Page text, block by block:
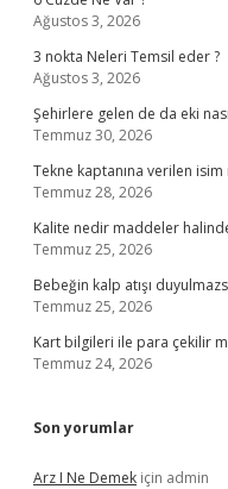
Ağustos 3, 2026
3 nokta Neleri Temsil eder ?
Ağustos 3, 2026
Şehirlere gelen de da eki
Temmuz 30, 2026
Tekne kaptanına verilen isim
Temmuz 28, 2026
Kalite nedir maddeler
Temmuz 25, 2026
Bebeğin kalp atışı
Temmuz 25, 2026
Kart bilgileri ile para çekilir
Temmuz 24, 2026
Son yorumlar
Arz I Ne Demek için admin